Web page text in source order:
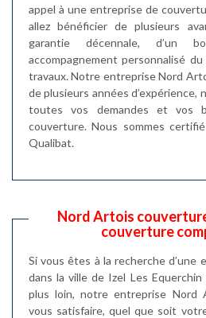
appel à une entreprise de
allez bénéficier de plusieurs
garantie décennale, d’un
accompagnement personnalisé
travaux. Notre entreprise Nord
de plusieurs années d’expérience,
toutes vos demandes et vos
couverture. Nous sommes
Qualibat.
Nord Artois
couverture
Si vous êtes à la recherche
dans la ville de Izel Les
plus loin, notre entreprise Nord
vous satisfaire, quel que soit